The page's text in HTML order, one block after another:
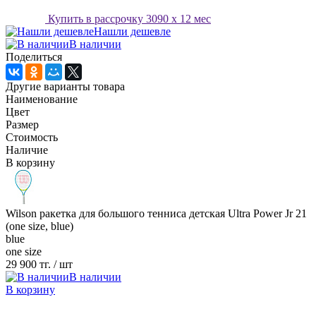
Купить в рассрочку 3090 x 12 мес
Нашли дешевле
В наличии
Поделиться
Другие варианты товара
Наименование
Цвет
Размер
Стоимость
Наличие
В корзину
Wilson ракетка для большого тенниса детская Ultra Power Jr 21
(one size, blue)
blue
one size
29 900 тг. / шт
В наличии
В корзину